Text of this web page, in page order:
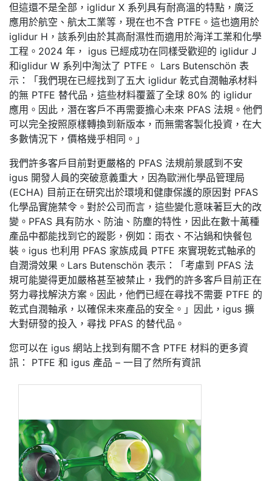
但這還不是全部，iglidur X 系列具有耐高溫的特點，廣泛
應用於航空、航太工業等，現在也不含 PTFE。這也適用於
iglidur H，該系列由於其高耐濕性而適用於海洋工業和化學
工程。2024 年， igus 已經成功在同樣受歡迎的 iglidur J
和iglidur W 系列中淘汰了 PTFE。 Lars Butenschön 表
示：「我們現在已經找到了五大 iglidur 乾式自潤軸承材料
的無 PTFE 替代品，這些材料覆蓋了全球 80% 的 iglidur
應用。因此，潛在客戶不再需要擔心未來 PFAS 法規。他們
可以完全按照原樣轉換到新版本，而無需客製化投資，在大
多數情況下，價格幾乎相同。」
我們許多客戶目前對更嚴格的 PFAS 法規前景感到不安
igus 開發人員的突破意義重大，因為歐洲化學品管理局
(ECHA) 目前正在研究出於環境和健康保護的原因對 PFAS
化學品實施禁令。對於公司而言，這些變化意味著巨大的改
變。PFAS 具有防水、防油、防塵的特性，因此在數十萬種
產品中都能找到它的蹤影，例如：雨衣、不沾鍋和快餐包
裝。igus 也利用 PFAS 家族成員 PTFE 來實現乾式軸承的
自潤滑效果。Lars Butenschön 表示：「考慮到 PFAS 法
規可能變得更加嚴格甚至被禁止，我們的許多客戶目前正在
努力尋找解決方案。因此，他們已經在尋找不需要 PTFE 的
乾式自潤軸承，以確保未來產品的安全。」因此，igus 擴
大對研發的投入，尋找 PFAS 的替代品。
您可以在 igus 網站上找到有關不含 PTFE 材料的更多資
訊： PTFE 和 igus 產品 – 一目了然所有資訊